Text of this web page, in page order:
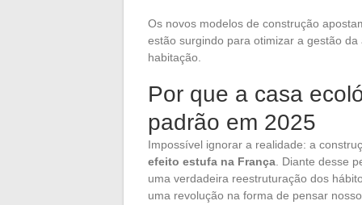
Os novos modelos de construção
estão surgindo para otimizar a gestão
habitação.
Por que a casa
padrão em 2025
Impossível ignorar a realidade: a
efeito estufa na França . Diante desse
uma verdadeira reestruturação dos
uma revolução na forma de pensar